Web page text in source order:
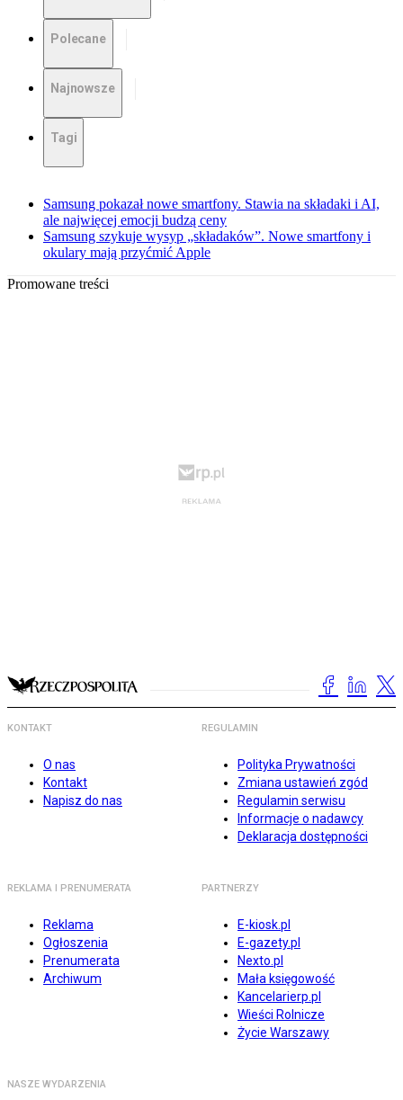
Polecane
Najnowsze
Tagi
Samsung pokazał nowe smartfony. Stawia na składaki i AI,
ale najwięcej emocji budzą ceny
Samsung szykuje wysyp „składaków”. Nowe smartfony i
okulary mają przyćmić Apple
Promowane treści
KONTAKT
O nas
Kontakt
Napisz do nas
REGULAMIN
Polityka Prywatności
Zmiana ustawień zgód
Regulamin serwisu
Informacje o nadawcy
Deklaracja dostępności
REKLAMA I PRENUMERATA
Reklama
Ogłoszenia
Prenumerata
Archiwum
PARTNERZY
E-kiosk.pl
E-gazety.pl
Nexto.pl
Mała księgowość
Kancelarierp.pl
Wieści Rolnicze
Życie Warszawy
NASZE WYDARZENIA